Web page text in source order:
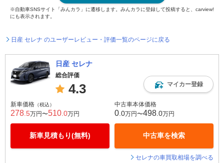
※自動車SNSサイト「みんカラ」に遷移します。みんカラに登録して投稿すると、carview!
にも表示されます。
日産 セレナ のユーザーレビュー・評価一覧のページに戻る
日産 セレナ
総合評価
4.3 マイカー登録
新車価格 （税込）
278 .5万円〜510 .0万円
新車見積もり(無料)
中古車本体価格
0 .0万円〜498 .0万円
中古車を検索
セレナの車買取相場を調べる